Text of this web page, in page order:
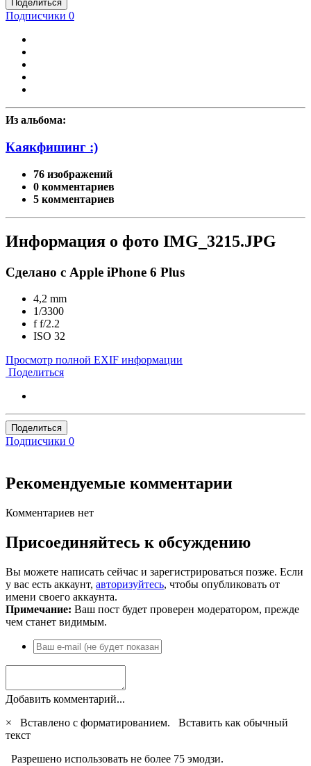
Поделиться
Подписчики 0
Из альбома:
Каякфишинг :)
76 изображений
0 комментариев
5 комментариев
Информация о фото IMG_3215.JPG
Сделано с Apple iPhone 6 Plus
4,2 mm
1/3300
ff/2.2
ISO 32
Просмотр полной EXIF информации
Поделиться
Поделиться
Подписчики 0
Рекомендуемые комментарии
Комментариев нет
Присоединяйтесь к обсуждению
Вы можете написать сейчас и зарегистрироваться позже. Если
у вас есть аккаунт, авторизуйтесь, чтобы опубликовать от
имени своего аккаунта.
Примечание: Ваш пост будет проверен модератором, прежде
чем станет видимым.
Добавить комментарий...
×
Вставлено с форматированием. Вставить как обычный
текст
Разрешено использовать не более 75 эмодзи.